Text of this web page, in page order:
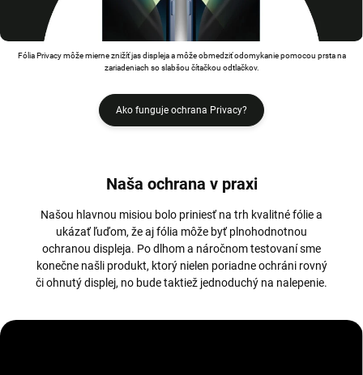
Fólia Privacy môže mierne znižíť jas displeja a môže obmedziť odomykanie pomocou prsta na
zariadeniach so slabšou čítačkou odtlačkov.
Ako funguje ochrana Privacy?
Naša ochrana v praxi
Našou hlavnou misiou bolo priniesť na trh kvalitné fólie a
ukázať ľuďom, že aj fólia môže byť plnohodnotnou
ochranou displeja. Po dlhom a náročnom testovaní sme
konečne našli produkt, ktorý nielen poriadne ochráni rovný
či ohnutý displej, no bude taktiež jednoduchý na nalepenie.